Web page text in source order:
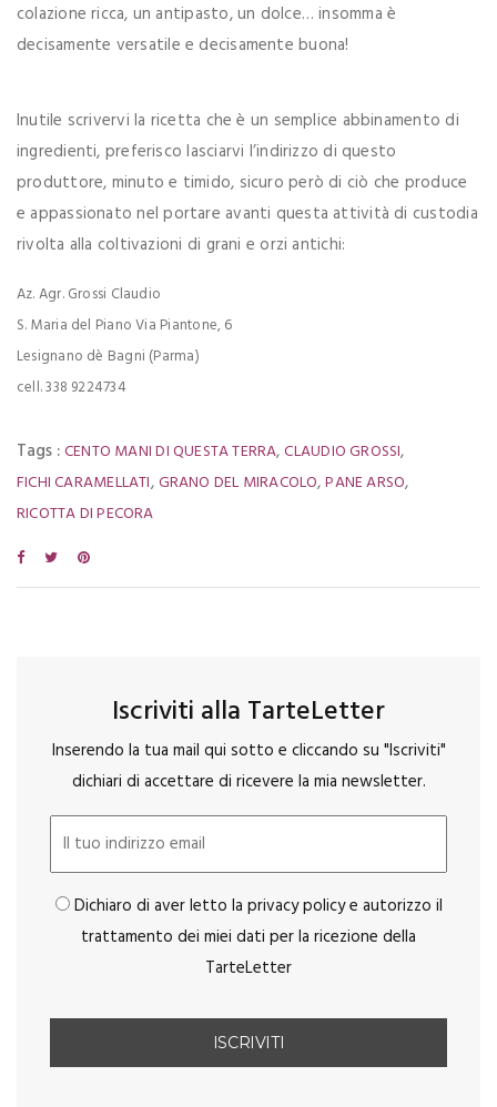
colazione ricca, un antipasto, un dolce… insomma è
decisamente versatile e decisamente buona!
Inutile scrivervi la ricetta che è un semplice abbinamento di
ingredienti, preferisco lasciarvi l’indirizzo di questo
produttore, minuto e timido, sicuro però di ciò che produce
e appassionato nel portare avanti questa attività di custodia
rivolta alla coltivazioni di grani e orzi antichi:
Az. Agr. Grossi Claudio
S. Maria del Piano Via Piantone, 6
Lesignano dè Bagni (Parma)
cell. 338 9224734
Tags :CENTO MANI DI QUESTA TERRA,CLAUDIO GROSSI,
FICHI CARAMELLATI,GRANO DEL MIRACOLO,PANE ARSO,
RICOTTA DI PECORA
Iscriviti alla TarteLetter
Inserendo la tua mail qui sotto e cliccando su "Iscriviti"
dichiari di accettare di ricevere la mia newsletter.
Dichiaro di aver letto la privacy policy e autorizzo il
trattamento dei miei dati per la ricezione della
TarteLetter